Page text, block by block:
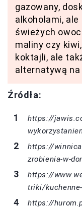
gazowany,
alkoholami,
świeżych
maliny czy
koktajli, ale
alternatywą
Źródła:
https://
https://
zrobienia-w-
https://
triki/
https://